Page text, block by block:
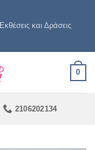
Εκθέσεις και Δράσεις
0
2106202134